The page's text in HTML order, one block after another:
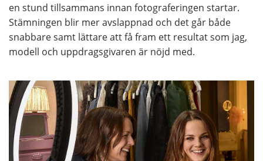
en stund tillsammans innan fotograferingen startar.
Stämningen blir mer avslappnad och det går både
snabbare samt lättare att få fram ett resultat som jag,
modell och uppdragsgivaren är nöjd med.